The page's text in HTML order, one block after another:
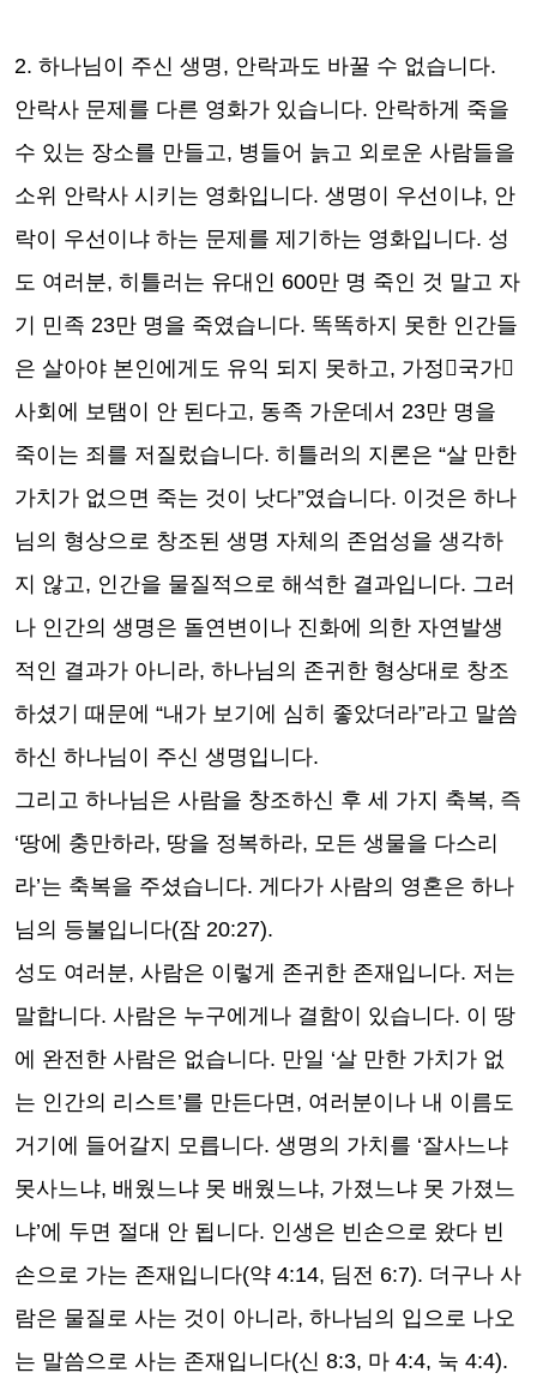
2. 하나님이 주신 생명, 안락과도 바꿀 수 없습니다.
안락사 문제를 다른 영화가 있습니다. 안락하게 죽을
수 있는 장소를 만들고, 병들어 늙고 외로운 사람들을
소위 안락사 시키는 영화입니다. 생명이 우선이냐, 안
락이 우선이냐 하는 문제를 제기하는 영화입니다. 성
도 여러분, 히틀러는 유대인 600만 명 죽인 것 말고 자
기 민족 23만 명을 죽였습니다. 똑똑하지 못한 인간들
은 살아야 본인에게도 유익 되지 못하고, 가정국가
사회에 보탬이 안 된다고, 동족 가운데서 23만 명을
죽이는 죄를 저질렀습니다. 히틀러의 지론은 “살 만한
가치가 없으면 죽는 것이 낫다”였습니다. 이것은 하나
님의 형상으로 창조된 생명 자체의 존엄성을 생각하
지 않고, 인간을 물질적으로 해석한 결과입니다. 그러
나 인간의 생명은 돌연변이나 진화에 의한 자연발생
적인 결과가 아니라, 하나님의 존귀한 형상대로 창조
하셨기 때문에 “내가 보기에 심히 좋았더라”라고 말씀
하신 하나님이 주신 생명입니다.
그리고 하나님은 사람을 창조하신 후 세 가지 축복, 즉
‘땅에 충만하라, 땅을 정복하라, 모든 생물을 다스리
라’는 축복을 주셨습니다. 게다가 사람의 영혼은 하나
님의 등불입니다(잠 20:27).
성도 여러분, 사람은 이렇게 존귀한 존재입니다. 저는
말합니다. 사람은 누구에게나 결함이 있습니다. 이 땅
에 완전한 사람은 없습니다. 만일 ‘살 만한 가치가 없
는 인간의 리스트’를 만든다면, 여러분이나 내 이름도
거기에 들어갈지 모릅니다. 생명의 가치를 ‘잘사느냐
못사느냐, 배웠느냐 못 배웠느냐, 가졌느냐 못 가졌느
냐’에 두면 절대 안 됩니다. 인생은 빈손으로 왔다 빈
손으로 가는 존재입니다(약 4:14, 딤전 6:7). 더구나 사
람은 물질로 사는 것이 아니라, 하나님의 입으로 나오
는 말씀으로 사는 존재입니다(신 8:3, 마 4:4, 눅 4:4).